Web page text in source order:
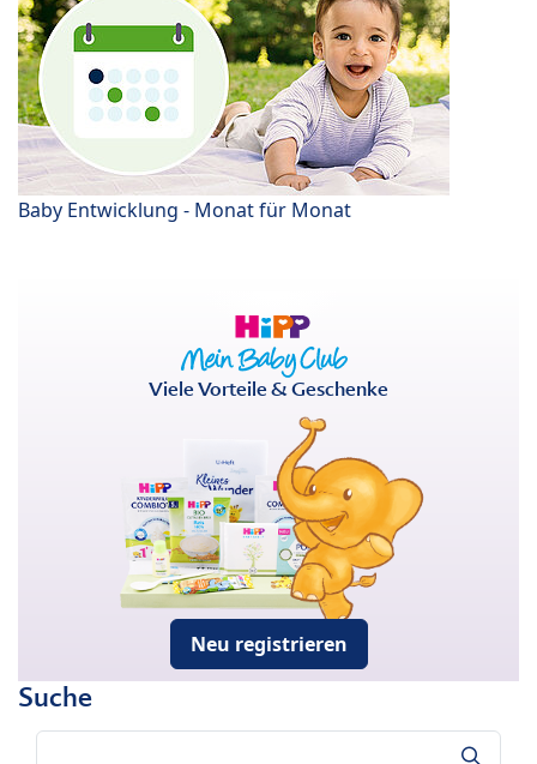
Baby Entwicklung - Monat für Monat
Viele Vorteile & Geschenke
Neu registrieren
Suche